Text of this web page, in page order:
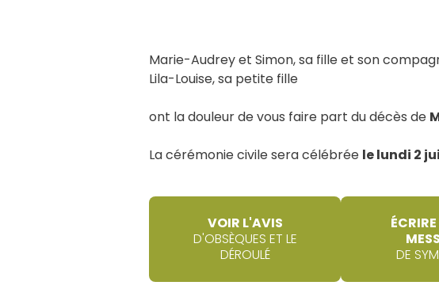
Marie-Audrey et Simon, sa fille et son
Lila-Louise, sa petite fille
ont la douleur de vous faire part du décès de
La cérémonie civile sera célébrée le lundi 2
VOIR L'AVIS
D'OBSÈQUES ET LE
DÉROULÉ
DE